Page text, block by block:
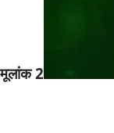
मूलांक 2